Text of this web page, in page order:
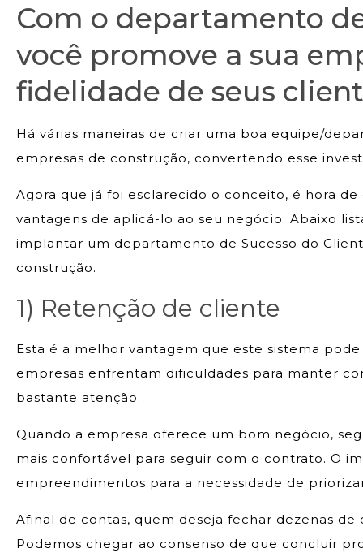
Com o departamento
você promove a sua
fidelidade de seus
Há várias maneiras de criar uma boa equipe/
empresas de construção, convertendo esse
Agora que já foi esclarecido o conceito, é hora
vantagens de aplicá-lo ao seu negócio. Abaixo
implantar um departamento de Sucesso do
construção.
1) Retenção de cliente
Esta é a melhor vantagem que este sistema
empresas enfrentam dificuldades para manter
bastante atenção.
Quando a empresa oferece um bom negócio,
mais confortável para seguir com o contrato. O
empreendimentos para a necessidade de
Afinal de contas, quem deseja fechar dezenas
Podemos chegar ao consenso de que concluir